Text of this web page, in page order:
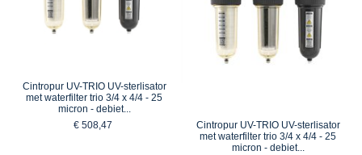
Cintropur UV-TRIO UV-sterlisator
met waterfilter trio 3/4 x 4/4 - 25
micron - debiet...
€ 508,47
Cintropur UV-TRIO UV-sterlisator
met waterfilter trio 3/4 x 4/4 - 25
micron - debiet...